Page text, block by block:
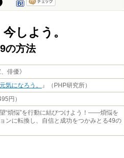
しよう。
の方法
俳優》
気になろう。
』（PHP研究所）
円）
“煩悩”を行動に結びつけよう！――煩悩を
ンに転換し、自信と成功をつかみとる49の